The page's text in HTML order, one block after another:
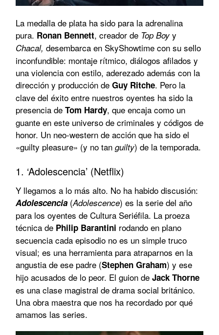
La medalla de plata ha sido para la adrenalina
pura. Ronan Bennett, creador de Top Boy y
Chacal, desembarca en SkyShowtime con su sello
inconfundible: montaje rítmico, diálogos afilados y
una violencia con estilo, aderezado además con la
dirección y producción de Guy Ritche. Pero la
clave del éxito entre nuestros oyentes ha sido la
presencia de Tom Hardy, que encaja como un
guante en este universo de criminales y códigos de
honor. Un neo-western de acción que ha sido el
«guilty pleasure» (y no tan guilty) de la temporada.
1. ‘Adolescencia’ (Netflix)
Y llegamos a lo más alto. No ha habido discusión:
Adolescencia (Adolescence) es la serie del año
para los oyentes de Cultura Seriéfila. La proeza
técnica de Philip Barantini rodando en plano
secuencia cada episodio no es un simple truco
visual; es una herramienta para atraparnos en la
angustia de ese padre (Stephen Graham) y ese
hijo acusados de lo peor. El guion de Jack Thorne
es una clase magistral de drama social británico.
Una obra maestra que nos ha recordado por qué
amamos las series.